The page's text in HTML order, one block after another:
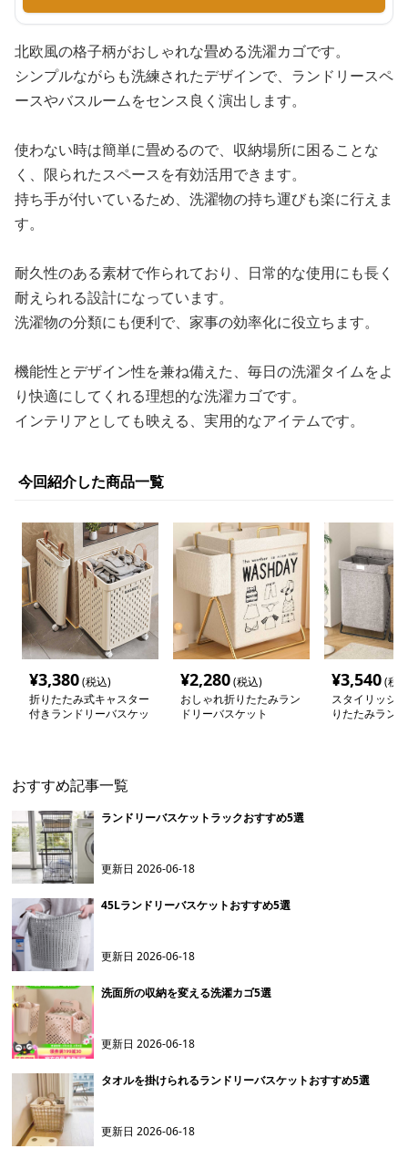
北欧風の格子柄がおしゃれな畳める洗濯カゴです。
シンプルながらも洗練されたデザインで、ランドリースペ
ースやバスルームをセンス良く演出します。
使わない時は簡単に畳めるので、収納場所に困ることな
く、限られたスペースを有効活用できます。
持ち手が付いているため、洗濯物の持ち運びも楽に行えま
す。
耐久性のある素材で作られており、日常的な使用にも長く
耐えられる設計になっています。
洗濯物の分類にも便利で、家事の効率化に役立ちます。
機能性とデザイン性を兼ね備えた、毎日の洗濯タイムをよ
り快適にしてくれる理想的な洗濯カゴです。
インテリアとしても映える、実用的なアイテムです。
今回紹介した商品一覧
¥3,380(税込)
折りたたみ式キャスター
付きランドリーバスケッ
¥2,280(税込)
おしゃれ折りたたみラン
ドリーバスケット
¥3,540(税
スタイリッシ
りたたみラン
おすすめ記事一覧
ランドリーバスケットラックおすすめ5選
更新日2026-06-18
45Lランドリーバスケットおすすめ5選
更新日2026-06-18
洗面所の収納を変える洗濯カゴ5選
更新日2026-06-18
タオルを掛けられるランドリーバスケットおすすめ5選
更新日2026-06-18